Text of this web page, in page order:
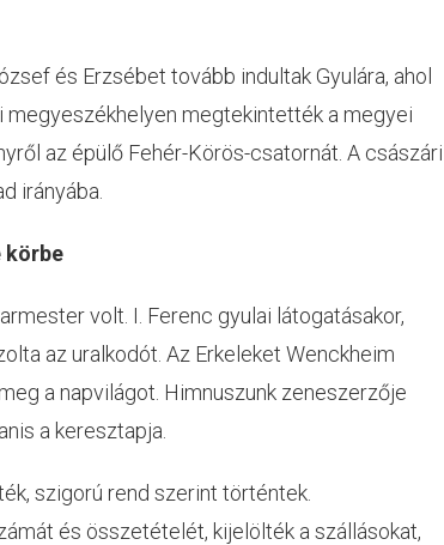
és Erzsébet tovább indultak Gyulára, ahol
megyeszékhelyen megtekintették a megyei
az épülő Fehér-Körös-csatornát. A császári
irányába.
körbe
volt. I. Ferenc gyulai látogatásakor,
az uralkodót. Az Erkeleket Wenckheim
a napvilágot. Himnuszunk zeneszerzője
a keresztapja.
szigorú rend szerint történtek.
és összetételét, kijelölték a szállásokat,